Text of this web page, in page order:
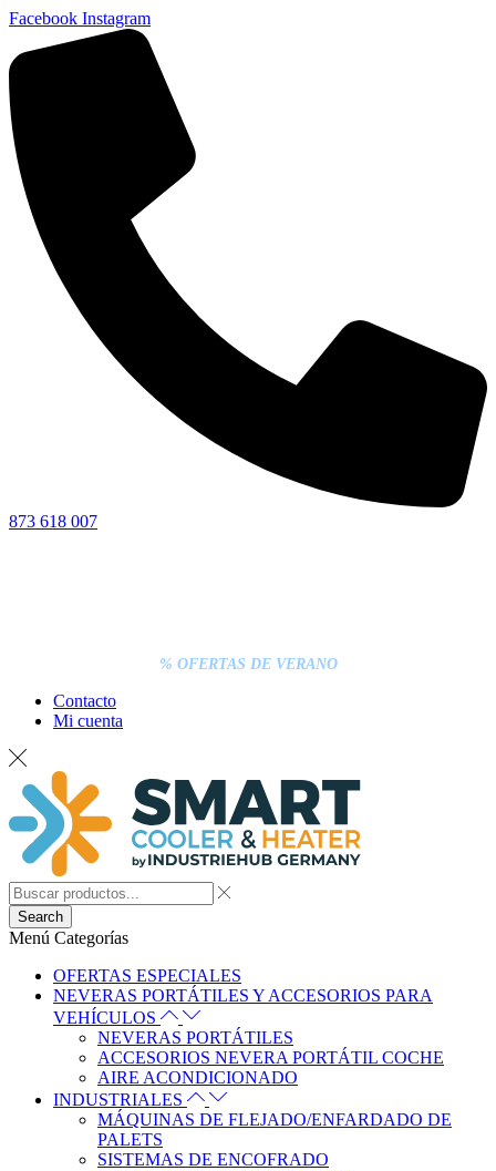
Facebook Instagram
873 618 007
% OFERTAS DE VERANO
Contacto
Mi cuenta
Search
Menú Categorías
OFERTAS ESPECIALES
NEVERAS PORTÁTILES Y ACCESORIOS PARA
VEHÍCULOS
NEVERAS PORTÁTILES
ACCESORIOS NEVERA PORTÁTIL COCHE
AIRE ACONDICIONADO
INDUSTRIALES
MÁQUINAS DE FLEJADO/ENFARDADO DE
PALETS
SISTEMAS DE ENCOFRADO